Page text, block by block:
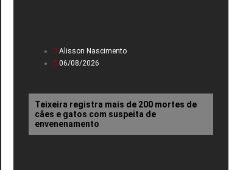
Alisson Nascimento
06/08/2026
Teixeira registra mais de 200 mortes de
cães e gatos com suspeita de
envenenamento